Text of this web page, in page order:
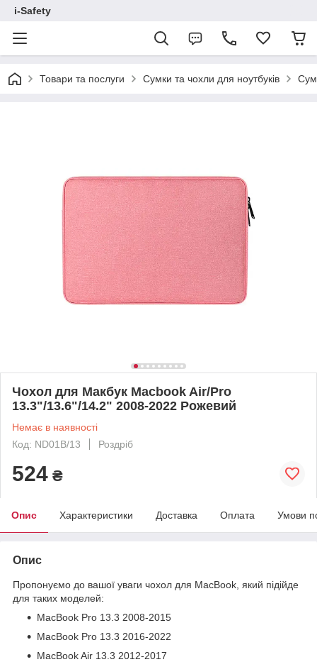
i-Safety
Товари та послуги Сумки та чохли для ноутбуків
Чохол для Макбук Macbook Air/Pro
13.3"/13.6"/14.2" 2008-2022 Рожевий
Немає в наявності
Код: ND01B/13
Роздріб
524 ₴
Опис Характеристики Доставка Оплата Умови
Опис
Пропонуємо до вашої уваги чохол для MacBook, який підійде
для таких моделей:
MacBook Pro 13.3 2008-2015
MacBook Pro 13.3 2016-2022
MacBook Air 13.3 2012-2017